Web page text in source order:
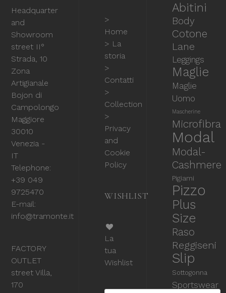
Headquarter
and
Showroom
street II°
Strada, 10
Zona
Artigianale
Bojon di
Campolongo
Maggiore
30010
Venezia -
IT
Telephone:
+39 049
9725470
E-mail:
info@tramonte.it
FACTORY
OUTLET
street Villa,
170
>
Home
> La
storia
>
Contatti
>
Collection
>
Privacy
and
Cookie
Policy
WISHLIST
La
tua
Wishlist
Abitini
Body
Cotone
Lane
Leggings
Maglie
Maglie
Uomo
Mascherine
Microfibra
Modal
Modal-
Cashmere
Pigiami
Pizzo
Plus
Size
Raso
Reggiseni
Slip
Sottogonna
Sportswear